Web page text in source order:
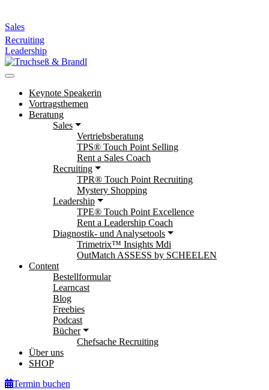
Sales
Recruiting
Leadership
Keynote Speakerin
Vortragsthemen
Beratung
Sales
Vertriebsberatung
TPS® Touch Point Selling
Rent a Sales Coach
Recruiting
TPR® Touch Point Recruiting
Mystery Shopping
Leadership
TPE® Touch Point Excellence
Rent a Leadership Coach
Diagnostik- und Analysetools
Trimetrix™ Insights Mdi
OutMatch ASSESS by SCHEELEN
Content
Bestellformular
Learncast
Blog
Freebies
Podcast
Bücher
Chefsache Recruiting
Über uns
SHOP
Termin buchen